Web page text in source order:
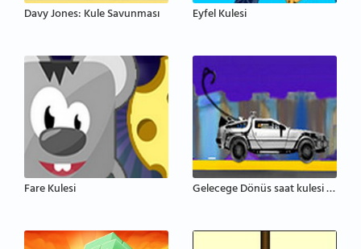
Davy Jones: Kule Savunması Eyfel Kulesi
Fare Kulesi Gelecege Dönüs saat kulesi sahnesi